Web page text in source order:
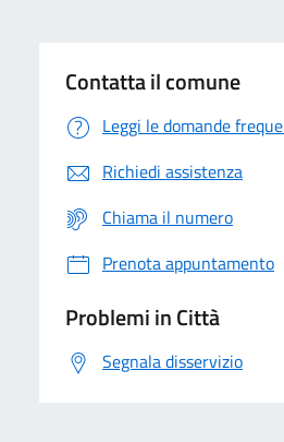
Contatta il comune
Leggi le domande
Richiedi assistenza
Chiama il numero
Prenota appuntamento
Problemi in Città
Segnala disservizio